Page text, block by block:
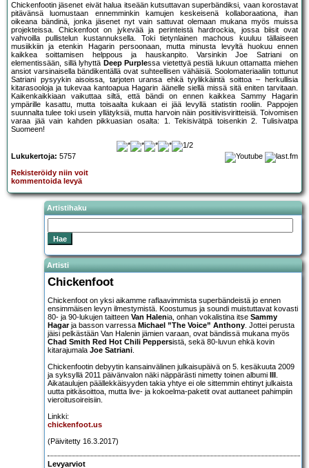
Chickenfootin jäsenet eivät halua itseään kutsuttavan superbändiksi, vaan korostavat
pitävänsä luomustaan ennemminkin kamujen keskeisenä kollaboraationa, ihan
oikeana bändinä, jonka jäsenet nyt vain sattuvat olemaan mukana myös muissa
projekteissa. Chickenfoot on jykevää ja perinteistä hardrockia, jossa biisit ovat
vahvoilla pullistelun kustannuksella. Toki tietynlainen machous kuuluu tällaiseen
musiikkiin ja etenkin Hagarin persoonaan, mutta minusta levyltä huokuu ennen
kaikkea soittamisen helppous ja hauskanpito. Varsinkin Joe Satriani on
elementissään, sillä lyhyttä Deep Purplessa vietettyä pestiä lukuun ottamatta miehen
ansiot varsinaisella bändikentällä ovat suhteellisen vähäisiä. Soolomateriaaliin tottunut
Satriani pysyykin aisoissa, tarjoten uransa ehkä tyylikkäintä soittoa – herkullisia
kitarasooloja ja tukevaa kantoapua Hagarin äänelle siellä missä sitä eniten tarvitaan.
Kaikenkaikkiaan vaikuttaa siltä, että bändi on ennen kaikkea Sammy Hagarin
ympärille kasattu, mutta toisaalta kukaan ei jää levyllä statistin rooliin. Pappojen
suunnalta tulee toki usein yllätyksiä, mutta harvoin näin positiivisviritteisiä. Toivomisen
varaa jää vain kahden pikkuasian osalta: 1. Tekisivätpä toisenkin 2. Tulisivatpa
Suomeen!
Lukukertoja: 5757
Rekisteröidy niin voit
kommentoida levyä
Artistihaku
Artisti
Chickenfoot
Chickenfoot on yksi aikamme raflaavimmista superbändeistä jo ennen
ensimmäisen levyn ilmestymistä. Koostumus ja soundi muistuttavat kovasti
80- ja 90-lukujen taitteen Van Halenia, onhan vokalistina itse Sammy
Hagarja basson varressa Michael ”The Voice” Anthony . Jottei perusta
jäisi pelkästään Van Halenin jämien varaan, ovat bändissä mukana myös
Chad Smith Red Hot Chili Peppersistä, sekä 80-luvun ehkä kovin
kitarajumala Joe Satriani
Chickenfootin debyytin kansainvälinen julkaisupäivä on 5. kesäkuuta 2009
ja syksyllä 2011 päivänvalon näki näppärästi nimetty toinen albumi III
Aikataulujen päällekkäisyyden takia yhtye ei ole sittemmin ehtinyt julkaista
uutta pitkäsoittoa, mutta live- ja kokoelma-paketit ovat auttaneet pahimpiin
vieroitusoireisiin.
Linkki:
chickenfoot.us
(Päivitetty 16.3.2017)
Levyarviot